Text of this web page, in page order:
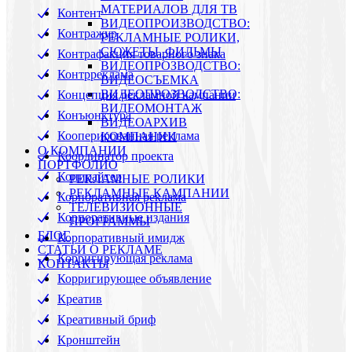
МАТЕРИАЛОВ ДЛЯ ТВ
ВИДЕОПРОИЗВОДСТВО:
РЕКЛАМНЫЕ РОЛИКИ,
СЮЖЕТЫ, ФИЛЬМЫ
ВИДЕОПРОЗВОДСТВО:
ВИДЕОСЪЕМКА
ВИДЕОПРОЗВОДСТВО:
ВИДЕОМОНТАЖ
ВИДЕОАРХИВ
КОМПАНИИ
О КОМПАНИИ
ПОРТФОЛИО
РЕКЛАМНЫЕ РОЛИКИ
РЕКЛАМНЫЕ КАМПАНИИ
ТЕЛЕВИЗИОННЫЕ
ПРОГРАММЫ
БЛОГ
СТАТЬИ О РЕКЛАМЕ
КОНТАКТЫ
Контент
Контражур
Контрафакция товарного знака
Контрреклама
Концепция рекламной кампании
Конъюнктура
Кооперированная реклама
Координатор проекта
Копирайтер
Корпоративная реклама
Корпоративные издания
Корпоративный имидж
Корригирующая реклама
Корригирующее объявление
Креатив
Креативный бриф
Кронштейн